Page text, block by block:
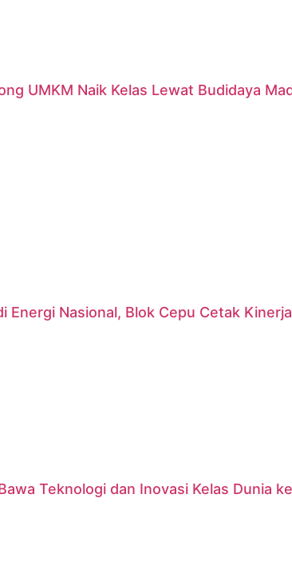
UMKM Naik Kelas Lewat Budidaya
Energi Nasional, Blok Cepu Cetak
Teknologi dan Inovasi Kelas Dunia